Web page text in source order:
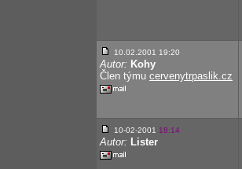
10.02.2001 19:20
Autor: Kohy
Člen týmu cervenytrpaslik.cz
10-02-2001 18:14
Autor: Lister